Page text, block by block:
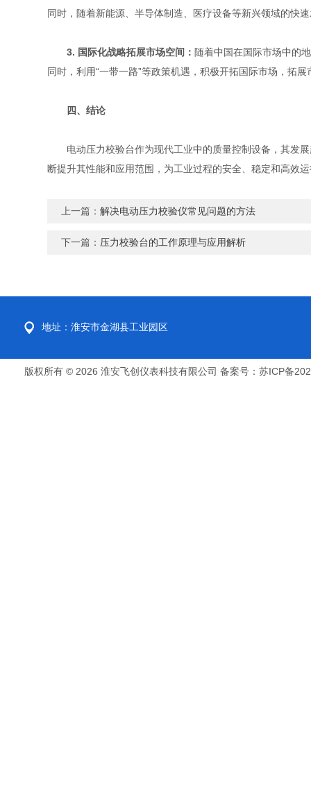
同时，随着新能源、半导体制造、医疗设备等新兴领域的快
3. 国际化战略拓展市场空间： 随着中国在国际市场中的
同时，利用“一带一路”等政策机遇，积极开拓国际市场，拓
四、结论
电动压力校验台作为现代工业中的质量控制设备，其发展
断提升其性能和应用范围，为工业过程的安全、稳定和高效
上一篇： 解决电动压力校验仪常见问题的方法
下一篇： 压力校验台的工作原理与应用解析
地址：淮安市金湖县工业园区
版权所有 © 2026 淮安飞创仪表科技有限公司 备案号：苏ICP备